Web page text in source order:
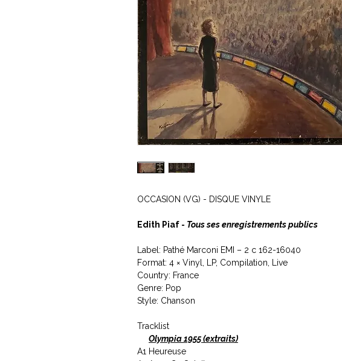
OCCASION (VG) - DISQUE VINYLE
Edith Piaf - Tous ses enregistrements publics
Label: Pathé Marconi EMI ‎– 2 c 162-16040
Format: 4 × Vinyl, LP, Compilation, Live
Country: France
Genre: Pop
Style: Chanson
Tracklist
Olympia 1955 (extraits)
A1 Heureuse